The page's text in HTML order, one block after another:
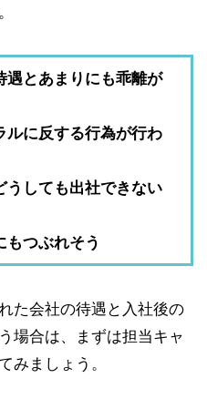
遇とあまりにも乖離が
ルに反する行為が行わ
うしても出社できない
もつぶれそう
た会社の待遇と入社後の
場合は、まずは担当キャ
みましょう。